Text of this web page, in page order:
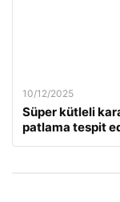
10/12/2025
Süper kütleli
patlama tespit